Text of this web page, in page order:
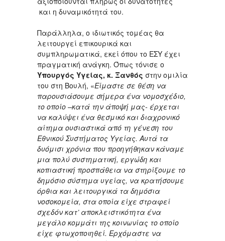
και η δυναμικότητά του.
Παράλληλα, ο ιδιωτικός τομέας θα
λειτουργεί επικουρικά και
συμπληρωματικά, εκεί όπου το ΕΣΥ έχει
πραγματική ανάγκη. Όπως τόνισε ο
Υπουργός Υγείας, κ. Ξανθός στην ομιλία
του στη Βουλή, «Είμαστε σε θέση να
παρουσιάσουμε σήμερα ένα νομοσχέδιο,
το οποίο –κατά την άποψή μας- έρχεται
να καλύψει ένα θεσμικό και διαχρονικό
αίτημα ουσιαστικά από τη γένεση του
Εθνικού Συστήματος Υγείας. Αυτά τα
δυόμισι χρόνια που προηγήθηκαν κάναμε
μια πολύ συστηματική, εργώδη και
κοπιαστική προσπάθεια να στηρίξουμε το
δημόσιο σύστημα υγείας, να κρατήσουμε
όρθια και λειτουργικά τα δημόσια
νοσοκομεία, στα οποία είχε στραφεί
σχεδόν κατ’ αποκλειστικότητα ένα
μεγάλο κομμάτι της κοινωνίας το οποίο
είχε φτωχοποιηθεί. Ερχόμαστε να